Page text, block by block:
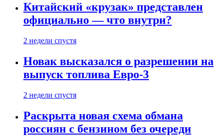
Китайский «крузак» представлен
официально — что внутри?
2 недели спустя
Новак высказался о разрешении на
выпуск топлива Евро-3
2 недели спустя
Раскрыта новая схема обмана
россиян с бензином без очереди